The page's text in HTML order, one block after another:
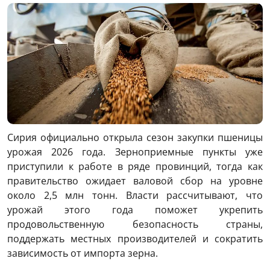
Сирия официально открыла сезон закупки пшеницы
урожая 2026 года. Зерноприемные пункты уже
приступили к работе в ряде провинций, тогда как
правительство ожидает валовой сбор на уровне
около 2,5 млн тонн. Власти рассчитывают, что
урожай этого года поможет укрепить
продовольственную безопасность страны,
поддержать местных производителей и сократить
зависимость от импорта зерна.